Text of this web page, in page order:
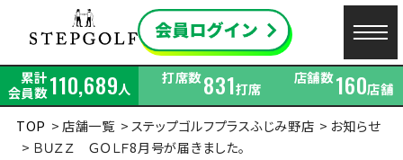
累計
会員数110,689人
打席数831打席
店舗数160店舗
TOP
店舗一覧 ステップゴルフプラスふじみ野店
お知らせ
ＢＵＺＺ ＧＯＬＦ8月号が届きました。